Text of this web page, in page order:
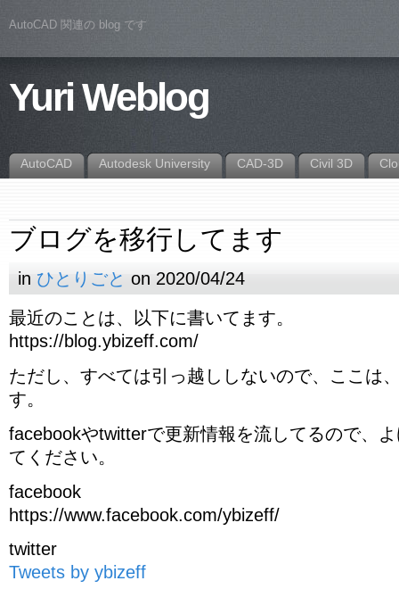
AutoCAD 関連の blog です
Yuri Weblog
AutoCAD Autodesk University CAD-3D Civil 3D
ブログを移行してます
in ひとりごと on 2020/04/24
最近のことは、以下に書いてます。
https://blog.ybizeff.com/
ただし、すべては引っ越ししないので、ここは
す。
facebookやtwitterで更新情報を流してるので、
てください。
facebook
https://www.facebook.com/ybizeff/
twitter
Tweets by ybizeff